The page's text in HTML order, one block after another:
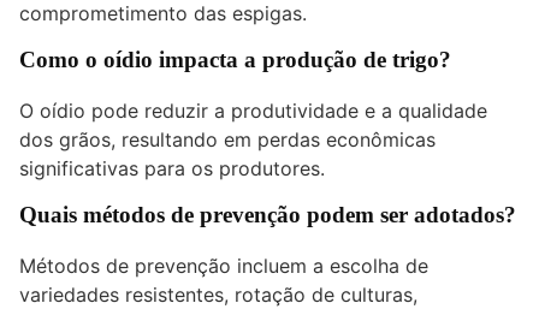
comprometimento das espigas.
Como o oídio impacta a produção de trigo?
O oídio pode reduzir a produtividade e a qualidade
dos grãos, resultando em perdas econômicas
significativas para os produtores.
Quais métodos de prevenção podem ser adotados?
Métodos de prevenção incluem a escolha de
variedades resistentes, rotação de culturas,